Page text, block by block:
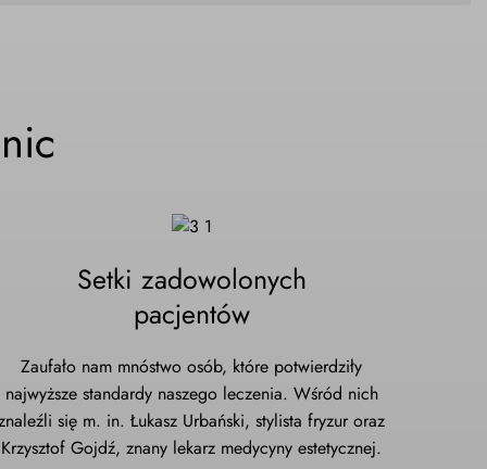
Setki zadowolonych
pacjentów
Zaufało nam mnóstwo osób, które potwierdziły
najwyższe standardy naszego leczenia. Wśród nich
się m. in. Łukasz Urbański, stylista fryzur oraz
Krzysztof Gojdź, znany lekarz medycyny estetycznej.